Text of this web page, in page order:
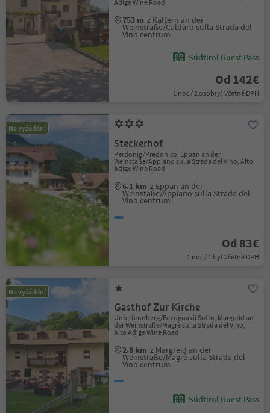
Adige Wine Road
753 m z Kaltern an der
Weinstraße/Caldaro sulla Strada del
Vino centrum
Südtirol Guest Pass
Od 142€
1 noc / 2 osob(y) Včetně DPH
Na vyžádání
Steckerhof
Perdonig/Predonico, Eppan an der
Weinstaße/Appiano sulla Strada del Vino, Alto
Adige Wine Road
6.1 km z Eppan an der
Weinstaße/Appiano sulla Strada del
Vino centrum
Od 83€
1 noc / 1 byt Včetně DPH
Na vyžádání
Gasthof Zur Kirche
Unterfennberg/Favogna di Sotto, Margreid an
der Weinstraße/Magrè sulla Strada del Vino,
Alto Adige Wine Road
2.8 km z Margreid an der
Weinstraße/Magrè sulla Strada del
Vino centrum
Südtirol Guest Pass